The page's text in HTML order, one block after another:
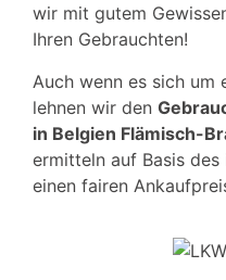
wir mit gutem
Ihren Gebrauchten!
Auch wenn es sich um
lehnen wir den
in Belgien Flämisch-
ermitteln auf Basis
einen fairen